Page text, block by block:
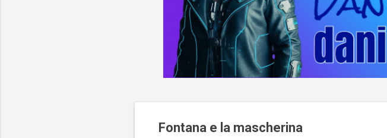
Fontana e la mascherina